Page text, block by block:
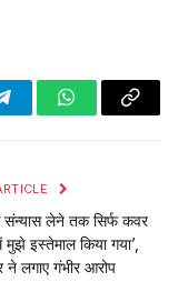
TelegramWhatsApp
Copy
संन्‍यास लेने तक सिर्फ कवर
इस्‍तेमाल किया गया’,
ने लगाए गंभीर आरोप